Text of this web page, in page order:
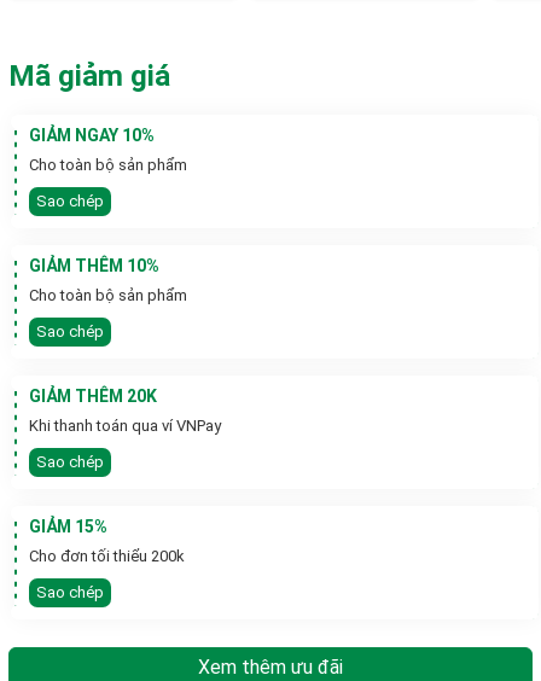
Mã giảm giá
GIẢM NGAY 10%
Cho toàn bộ sản phẩm
Sao chép
GIẢM THÊM 10%
Cho toàn bộ sản phẩm
Sao chép
GIẢM THÊM 20K
Khi thanh toán qua ví VNPay
Sao chép
GIẢM 15%
Cho đơn tối thiểu 200k
Sao chép
Xem thêm ưu đãi